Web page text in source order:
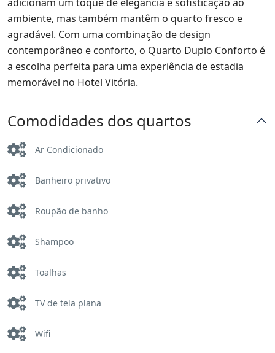
ambiente, mas também mantêm o quarto fresco e
agradável. Com uma combinação de design
contemporâneo e conforto, o Quarto Duplo Conforto é
a escolha perfeita para uma experiência de estadia
memorável no Hotel Vitória.
Comodidades dos quartos
Ar Condicionado
Banheiro privativo
Roupão de banho
Shampoo
Toalhas
TV de tela plana
Wifi